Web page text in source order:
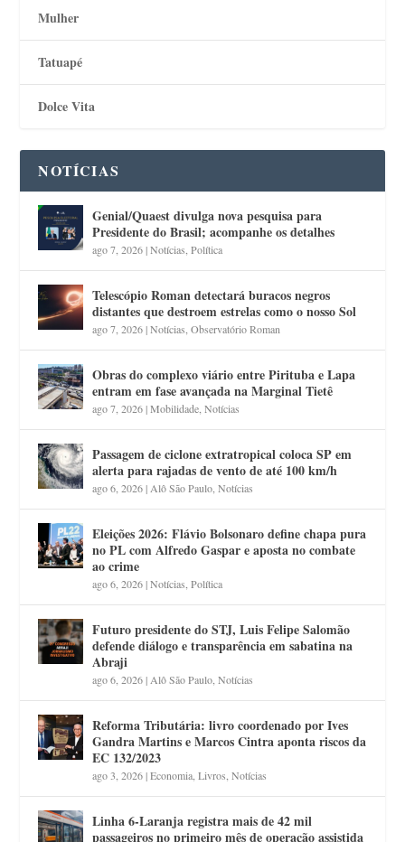
Mulher
Tatuapé
Dolce Vita
NOTÍCIAS
Genial/Quaest divulga nova pesquisa para
Presidente do Brasil; acompanhe os detalhes
ago 7, 2026|Notícias ,Política
Telescópio Roman detectará buracos negros
distantes que destroem estrelas como o nosso Sol
ago 7, 2026|Notícias ,Observatório Roman
Obras do complexo viário entre Pirituba e Lapa
entram em fase avançada na Marginal Tietê
ago 7, 2026|Mobilidade ,Notícias
Passagem de ciclone extratropical coloca SP em
alerta para rajadas de vento de até 100 km/h
ago 6, 2026| Alô São Paulo ,Notícias
Eleições 2026: Flávio Bolsonaro define chapa pura
no PL com Alfredo Gaspar e aposta no combate
ao crime
ago 6, 2026|Notícias ,Política
Futuro presidente do STJ, Luis Felipe Salomão
defende diálogo e transparência em sabatina na
Abraji
ago 6, 2026| Alô São Paulo ,Notícias
Reforma Tributária: livro coordenado por Ives
Gandra Martins e Marcos Cintra aponta riscos da
EC 132/2023
ago 3, 2026|Economia ,Livros ,Notícias
Linha 6-Laranja registra mais de 42 mil
passageiros no primeiro mês de operação assistida